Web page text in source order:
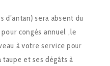
d’antan) sera absent du
congés annuel ,le
à votre service pour
et ses dégâts à